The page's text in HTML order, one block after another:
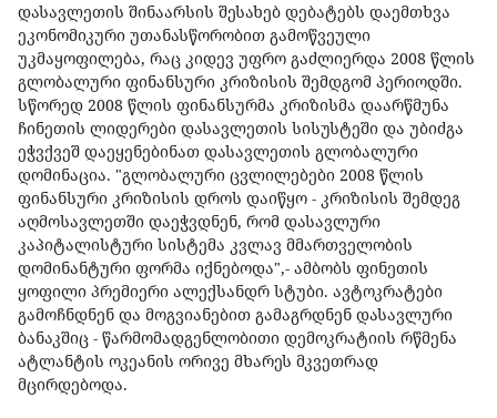
დასავლეთის შინაარსის შესახებ დებატებს დაემთხვა
ეკონომიკური უთანასწორობით გამოწვეული
უკმაყოფილება, რაც კიდევ უფრო გაძლიერდა 2008 წლის
გლობალური ფინანსური კრიზისის შემდგომ პერიოდში.
სწორედ 2008 წლის ფინანსურმა კრიზისმა დაარწმუნა
ჩინეთის ლიდერები დასავლეთის სისუსტეში და უბიძგა
ეჭვქვეშ დაეყენებინათ დასავლეთის გლობალური
დომინაცია. "გლობალური ცვლილებები 2008 წლის
ფინანსური კრიზისის დროს დაიწყო - კრიზისის შემდეგ
აღმოსავლეთში დაეჭვდნენ, რომ დასავლური
კაპიტალისტური სისტემა კვლავ მმართველობის
დომინანტური ფორმა იქნებოდა",- ამბობს ფინეთის
ყოფილი პრემიერი ალექსანდრ სტუბი. ავტოკრატები
გამოჩნდნენ და მოგვიანებით გამაგრდნენ დასავლური
ბანაკშიც - წარმომადგენლობითი დემოკრატიის რწმენა
ატლანტის ოკეანის ორივე მხარეს მკვეთრად
მცირდებოდა.